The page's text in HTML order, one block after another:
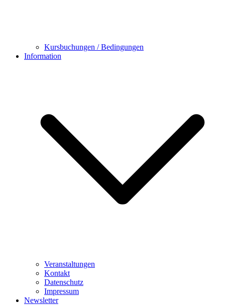
Kursbuchungen / Bedingungen
Information
Veranstaltungen
Kontakt
Datenschutz
Impressum
Newsletter